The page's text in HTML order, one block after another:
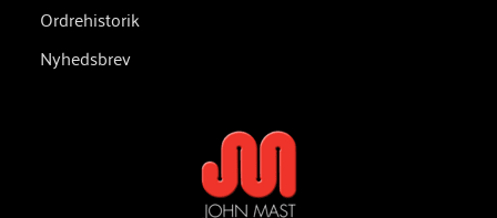
Ordrehistorik
Nyhedsbrev